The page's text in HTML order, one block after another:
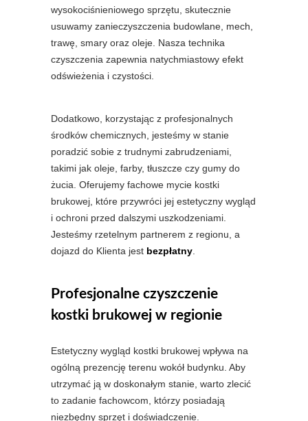
wysokociśnieniowego sprzętu, skutecznie
usuwamy zanieczyszczenia budowlane, mech,
trawę, smary oraz oleje. Nasza technika
czyszczenia zapewnia natychmiastowy efekt
odświeżenia i czystości.
Dodatkowo, korzystając z profesjonalnych
środków chemicznych, jesteśmy w stanie
poradzić sobie z trudnymi zabrudzeniami,
takimi jak oleje, farby, tłuszcze czy gumy do
żucia. Oferujemy fachowe mycie kostki
brukowej, które przywróci jej estetyczny wygląd
i ochroni przed dalszymi uszkodzeniami.
Jesteśmy rzetelnym partnerem z regionu, a
dojazd do Klienta jest bezpłatny.
Profesjonalne czyszczenie
kostki brukowej w regionie
Estetyczny wygląd kostki brukowej wpływa na
ogólną prezencję terenu wokół budynku. Aby
utrzymać ją w doskonałym stanie, warto zlecić
to zadanie fachowcom, którzy posiadają
niezbędny sprzęt i doświadczenie.